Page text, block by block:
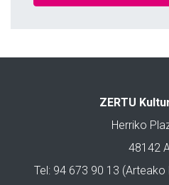
ZERTU
Herriko
48142
Tel: 94 673 90 13